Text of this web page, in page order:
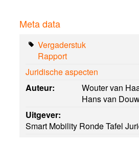
Meta data
Vergaderstuk
Rapport
Juridische aspecten
Auteur:
Wouter van
Hans van
Uitgever:
Smart Mobility Ronde Tafel